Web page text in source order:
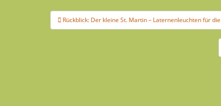
Beitragsnavigation
Rückblick: Der kleine St. Martin – Laternenleuchten für